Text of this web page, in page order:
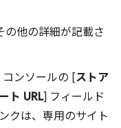
の他の詳細が記載さ
ンソールの [ストア
ト URL] フィールド
クは、専用のサイト